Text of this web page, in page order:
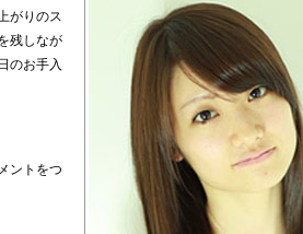
がりのス
残しなが
のお手入
ントをつ